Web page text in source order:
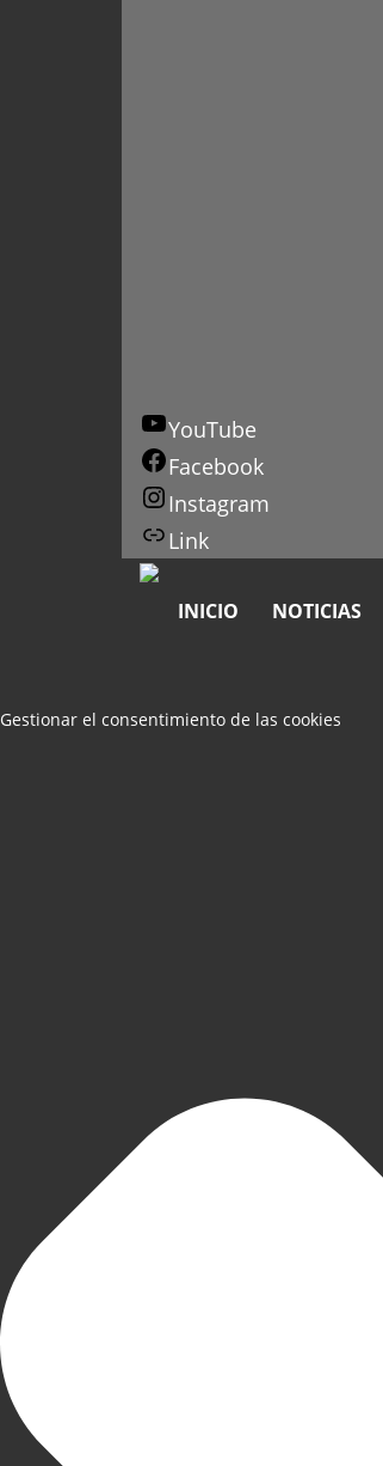
YouTube
Facebook
Instagram
Link
INICIO NOTICIAS
Gestionar el consentimiento de las cookies